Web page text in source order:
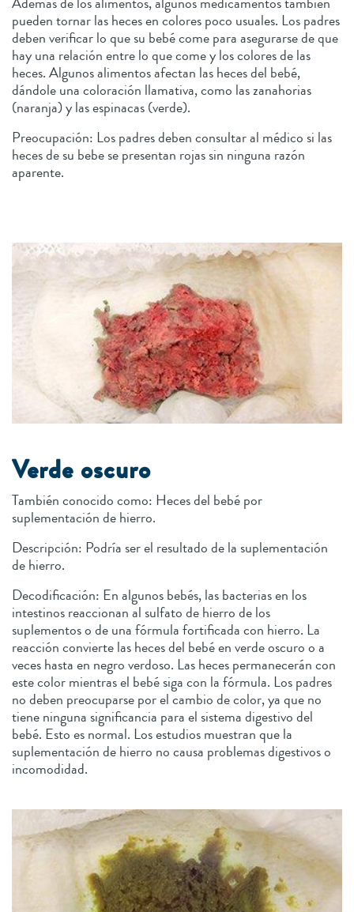
pueden tornar las heces en colores poco usuales. Los padres
deben verificar lo que su bebé come para asegurarse de que
hay una relación entre lo que come y los colores de las
heces. Algunos alimentos afectan las heces del bebé,
dándole una coloración llamativa, como las zanahorias
(naranja) y las espinacas (verde).
Preocupación: Los padres deben consultar al médico si las
heces de su bebe se presentan rojas sin ninguna razón
aparente.
Verde oscuro
También conocido como: Heces del bebé por
suplementación de hierro.
Descripción: Podría ser el resultado de la suplementación
de hierro.
Decodificación: En algunos bebés, las bacterias en los
intestinos reaccionan al sulfato de hierro de los
suplementos o de una fórmula fortificada con hierro. La
reacción convierte las heces del bebé en verde oscuro o a
veces hasta en negro verdoso. Las heces permanecerán con
este color mientras el bebé siga con la fórmula. Los padres
no deben preocuparse por el cambio de color, ya que no
tiene ninguna significancia para el sistema digestivo del
bebé. Esto es normal. Los estudios muestran que la
suplementación de hierro no causa problemas digestivos o
incomodidad.